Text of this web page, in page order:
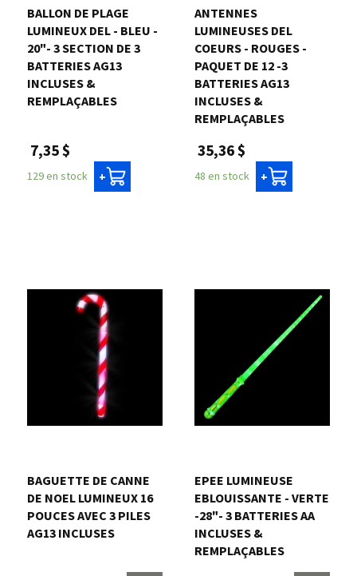
BALLON DE PLAGE
LUMINEUX DEL - BLEU -
20"- 3 SECTION DE 3
BATTERIES AG13
INCLUSES &
REMPLAÇABLES
7,35 $
129 en stock +
ANTENNES
LUMINEUSES DEL
COEURS - ROUGES -
PAQUET DE 12 -3
BATTERIES AG13
INCLUSES &
REMPLAÇABLES
35,36 $
48 en stock +
BAGUETTE DE CANNE
DE NOEL LUMINEUX 16
POUCES AVEC 3 PILES
AG13 INCLUSES
EPEE LUMINEUSE
EBLOUISSANTE - VERTE
-28"- 3 BATTERIES AA
INCLUSES &
REMPLAÇABLES